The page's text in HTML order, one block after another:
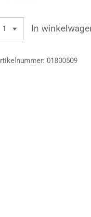
In
01800509